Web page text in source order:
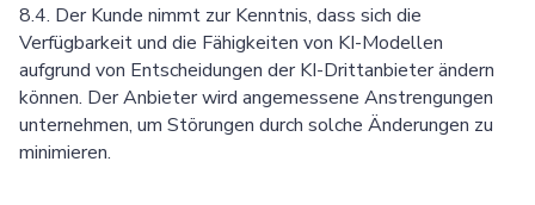
8.4. Der Kunde nimmt zur Kenntnis, dass sich die
Verfügbarkeit und die Fähigkeiten von KI-Modellen
aufgrund von Entscheidungen der KI-Drittanbieter ändern
können. Der Anbieter wird angemessene Anstrengungen
unternehmen, um Störungen durch solche Änderungen zu
minimieren.